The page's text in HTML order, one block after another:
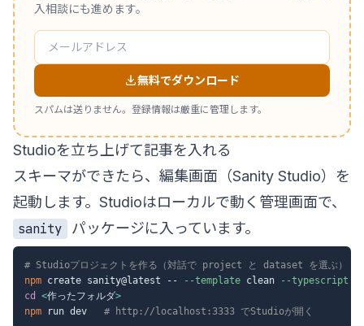
入相談にも進めます。
無料でダウンロード
スパムは送りません。登録情報は厳重に管理します。
Studioを立ち上げて記事を入れる
スキーマができたら、編集画面（Sanity Studio）を
起動します。Studioはローカルで動く管理画面で、
sanity
パッケージに入っています。
# Studioプロジェクトを作る（対話で project と dataset を選ぶ）
npm create sanity@latest -- --template clean
--typescript
cd
<作ったフォルダ>
npm run dev # http://localhost:3333 でStudioが開く